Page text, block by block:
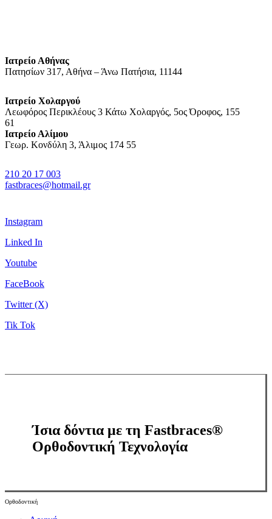
Ιατρείο Αθήνας
Πατησίων 317, Αθήνα – Άνω Πατήσια, 11144
Ιατρείο Χολαργού
Λεωφόρος Περικλέους 3 Κάτω Χολαργός, 5ος Όροφος, 155
61
Ιατρείο Αλίμου
Γεωρ. Κονδύλη 3, Άλιμος 174 55
210 20 17 003
fastbraces@hotmail.gr
Instagram
Linked In
Youtube
FaceBook
Twitter (X)
Tik Tok
Ίσια δόντια με τη Fastbraces®
Ορθοδοντική Τεχνολογία
Ορθοδοντική